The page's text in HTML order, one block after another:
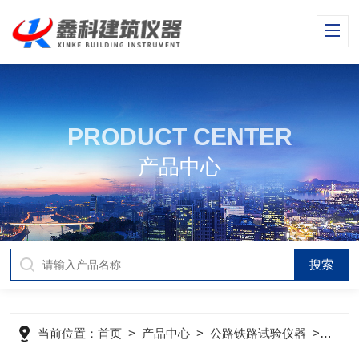
PRODUCT CENTER
产品中心
当前位置：首页 > 产品中心 >公路铁路试验仪器 > 路面